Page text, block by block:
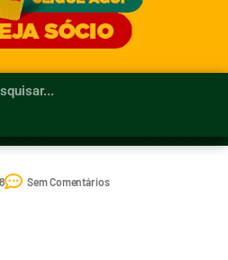
Sem Comentários